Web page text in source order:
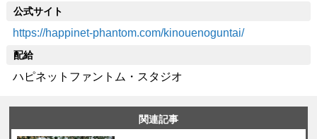
公式サイト
https://happinet-phantom.com/kinouenoguntai/
配給
ハピネットファントム・スタジオ
関連記事